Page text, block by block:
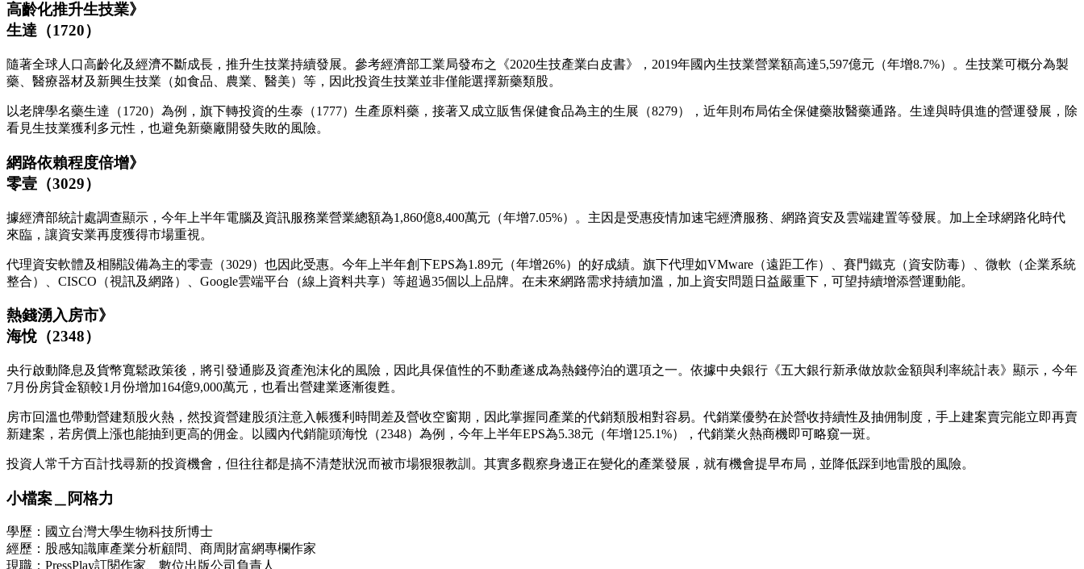
高齡化推升生技業》
生達（1720）
隨著全球人口高齡化及經濟不斷成長，推升生技業持續發展。參考經濟部工業局發布之《2020生技產業白皮書》，2019年國內生技業營業額高達5,597億元（年增8.7%）。生技業可概分為製
藥、醫療器材及新興生技業（如食品、農業、醫美）等，因此投資生技業並非僅能選擇新藥類股。
以老牌學名藥生達（1720）為例，旗下轉投資的生泰（1777）生產原料藥，接著又成立販售保健食品為主的生展（8279），近年則布局佑全保健藥妝醫藥通路。生達與時俱進的營運發展，除
看見生技業獲利多元性，也避免新藥廠開發失敗的風險。
網路依賴程度倍增》
零壹（3029）
據經濟部統計處調查顯示，今年上半年電腦及資訊服務業營業總額為1,860億8,400萬元（年增7.05%）。主因是受惠疫情加速宅經濟服務、網路資安及雲端建置等發展。加上全球網路化時代
來臨，讓資安業再度獲得市場重視。
代理資安軟體及相關設備為主的零壹（3029）也因此受惠。今年上半年創下EPS為1.89元（年增26%）的好成績。旗下代理如VMware（遠距工作）、賽門鐵克（資安防毒）、微軟（企業系統
整合）、CISCO（視訊及網路）、Google雲端平台（線上資料共享）等超過35個以上品牌。在未來網路需求持續加溫，加上資安問題日益嚴重下，可望持續增添營運動能。
熱錢湧入房市》
海悅（2348）
央行啟動降息及貨幣寬鬆政策後，將引發通膨及資產泡沫化的風險，因此具保值性的不動產遂成為熱錢停泊的選項之一。依據中央銀行《五大銀行新承做放款金額與利率統計表》顯示，今年
7月份房貸金額較1月份增加164億9,000萬元，也看出營建業逐漸復甦。
房市回溫也帶動營建類股火熱，然投資營建股須注意入帳獲利時間差及營收空窗期，因此掌握同產業的代銷類股相對容易。代銷業優勢在於營收持續性及抽佣制度，手上建案賣完能立即再賣
新建案，若房價上漲也能抽到更高的佣金。以國內代銷龍頭海悅（2348）為例，今年上半年EPS為5.38元（年增125.1%），代銷業火熱商機即可略窺一斑。
投資人常千方百計找尋新的投資機會，但往往都是搞不清楚狀況而被市場狠狠教訓。其實多觀察身邊正在變化的產業發展，就有機會提早布局，並降低踩到地雷股的風險。
小檔案＿阿格力
學歷：國立台灣大學生物科技所博士
經歷：股感知識庫產業分析顧問、商周財富網專欄作家
現職：PressPlay訂閱作家、數位出版公司負責人